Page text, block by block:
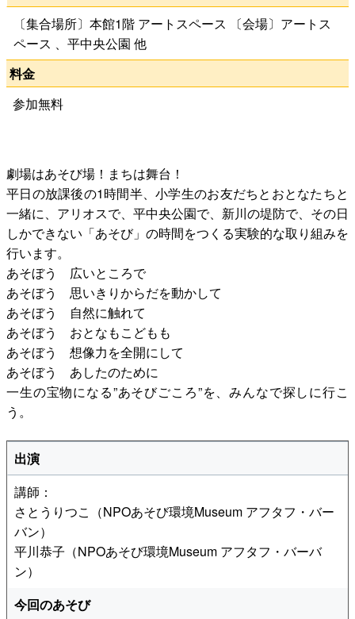
WEBマガジン
施設を使いたい
ニュースリリース
アクセシビリティ
ネーミングライツ・パートナー
〔集合場所〕本館1階 アートスペース 〔会場〕アートス
ペース 、平中央公園 他
料金
参加無料
劇場はあそび場！まちは舞台！
平日の放課後の1時間半、小学生のお友だちとおとなたちと
一緒に、アリオスで、平中央公園で、新川の堤防で、その日
しかできない「あそび」の時間をつくる実験的な取り組みを
行います。
あそぼう 広いところで
あそぼう 思いきりからだを動かして
あそぼう 自然に触れて
あそぼう おとなもこどもも
あそぼう 想像力を全開にして
あそぼう あしたのために
一生の宝物になる”あそびごころ”を、みんなで探しに行こ
う。
出演
講師：
さとうりつこ（NPOあそび環境Museum アフタフ・バー
バン）
平川恭子（NPOあそび環境Museum アフタフ・バーバ
ン）
今回のあそび